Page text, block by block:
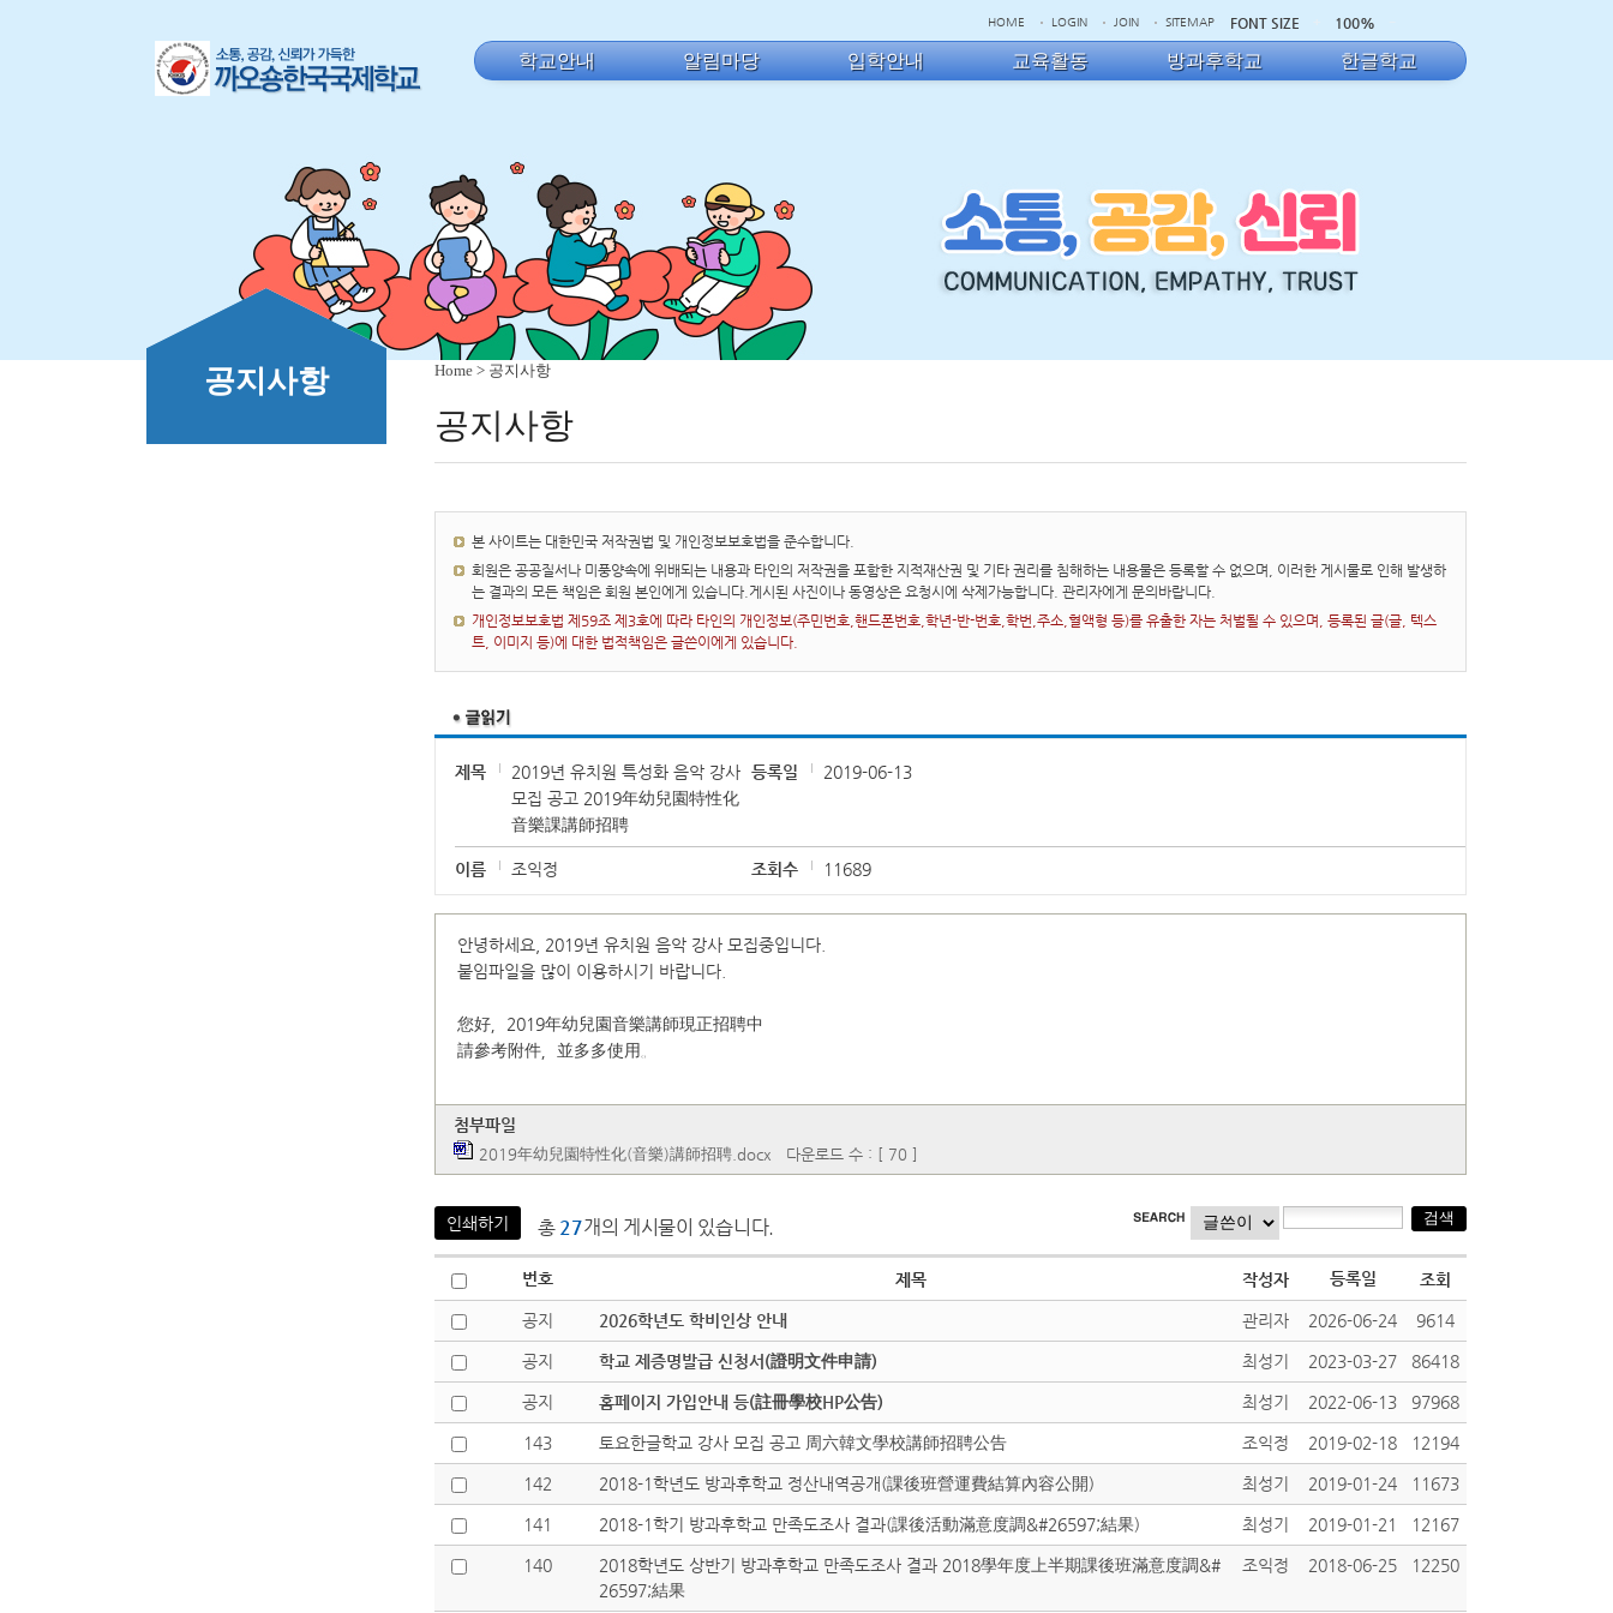
HOME LOGIN JOIN SITEMAP FONT SIZE 100%
학교안내 알림마당 입학안내 교육활동 방과후학교 한글학교
공지사항 Home > 공지사항
공지사항
본 사이트는 대한민국 저작권법 및 개인정보보호법을 준수합니다.
회원은 공공질서나 미풍양속에 위배되는 내용과 타인의 저작권을 포함한 지적재산권 및 기타 권리를 침해하는 내용물은 등록할 수 없으며, 이러한 게시물로 인해 발생하
는 결과의 모든 책임은 회원 본인에게 있습니다.게시된 사진이나 동영상은 요청시에 삭제가능합니다. 관리자에게 문의바랍니다.
개인정보보호법 제59조 제3호에 따라 타인의 개인정보(주민번호,핸드폰번호,학년-반-번호,학번,주소,혈액형 등)를 유출한 자는 처벌될 수 있으며, 등록된 글(글, 텍스
트, 이미지 등)에 대한 법적책임은 글쓴이에게 있습니다.
제목
2019년 유치원 특성화 음악 강사
모집 공고 2019年幼兒園特性化
音樂課講師招聘
등록일 2019-06-13
이름 조익정 조회수 11689
안녕하세요, 2019년 유치원 음악 강사 모집중입니다.
붙임파일을 많이 이용하시기 바랍니다.
您好，2019年幼兒園音樂講師現正招聘中
請參考附件，並多多使用。
첨부파일
2019年幼兒園特性化(音樂)講師招聘.docx 다운로드 수 : [ 70 ]
인쇄하기 총 27개의 게시물이 있습니다.
번호 제목 작성자 등록일 조회
공지 2026학년도 학비인상 안내 관리자 2026-06-24 9614
공지 학교 제증명발급 신청서(證明文件申請) 최성기 2023-03-27 86418
공지 홈페이지 가입안내 등(註冊學校HP公告) 최성기 2022-06-13 97968
143 토요한글학교 강사 모집 공고 周六韓文學校講師招聘公告 조익정 2019-02-18 12194
142 2018-1학년도 방과후학교 정산내역공개(課後班營運費結算內容公開) 최성기 2019-01-24 11673
141 2018-1학기 방과후학교 만족도조사 결과(課後活動滿意度調&#26597;結果) 최성기 2019-01-21 12167
140
2018학년도 상반기 방과후학교 만족도조사 결과 2018學年度上半期課後班滿意度調&#
26597;結果
조익정 2018-06-25 12250